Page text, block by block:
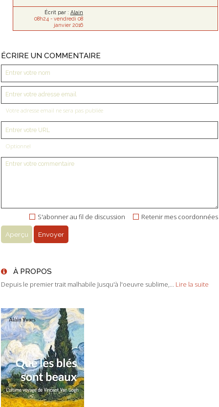
Écrit par : Alain
08h24 - vendredi 08
janvier 2016
ÉCRIRE UN COMMENTAIRE
Votre adresse email ne sera pas publiée
Optionnel
Retenir mes coordonnées
S'abonner au fil de discussion
À PROPOS
Depuis le premier trait malhabile Jusqu'à l'oeuvre sublime,... Lire la suite